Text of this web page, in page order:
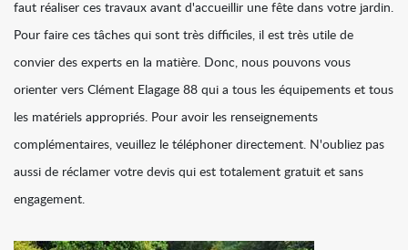
faut réaliser ces travaux avant d'accueillir une fête dans votre jardin.
Pour faire ces tâches qui sont très difficiles, il est très utile de
convier des experts en la matière. Donc, nous pouvons vous
orienter vers Clément Elagage 88 qui a tous les équipements et tous
les matériels appropriés. Pour avoir les renseignements
complémentaires, veuillez le téléphoner directement. N'oubliez pas
aussi de réclamer votre devis qui est totalement gratuit et sans
engagement.